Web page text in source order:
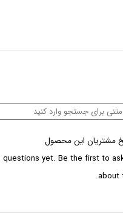
مشتریان این محصول
questions yet. Be the first to
about